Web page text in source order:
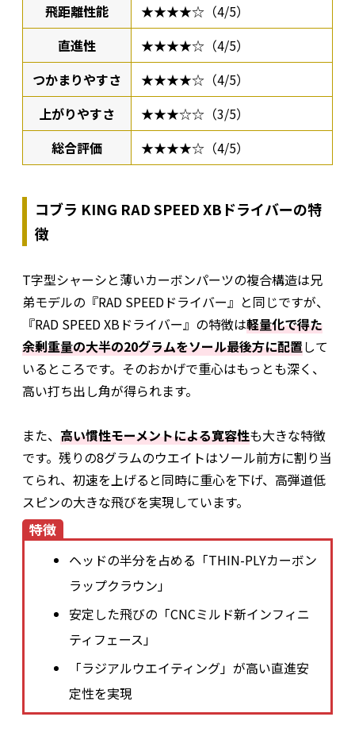
飛距離性能
★★★★☆（4/5）
直進性
★★★★☆（4/5）
つかまりやすさ
★★★★☆（4/5）
上がりやすさ
★★★☆☆（3/5）
総合評価
★★★★☆（4/5）
コブラ KING RAD SPEED XBドライバーの特
徴
T字型シャーシと薄いカーボンパーツの複合構造は兄
弟モデルの『RAD SPEEDドライバー』と同じですが、
『RAD SPEED XBドライバー』の特徴は軽量化で得た
余剰重量の大半の20グラムをソール最後方に配置して
いるところです。そのおかげで重心はもっとも深く、
高い打ち出し角が得られます。
また、 高い慣性モーメントによる寛容性も大きな特徴
です。残りの8グラムのウエイトはソール前方に割り当
てられ、初速を上げると同時に重心を下げ、高弾道低
スピンの大きな飛びを実現しています。
特徴
ヘッドの半分を占める「THIN-PLYカーボン
ラップクラウン」
安定した飛びの「CNCミルド新インフィニ
ティフェース」
「ラジアルウエイティング」が高い直進安
定性を実現